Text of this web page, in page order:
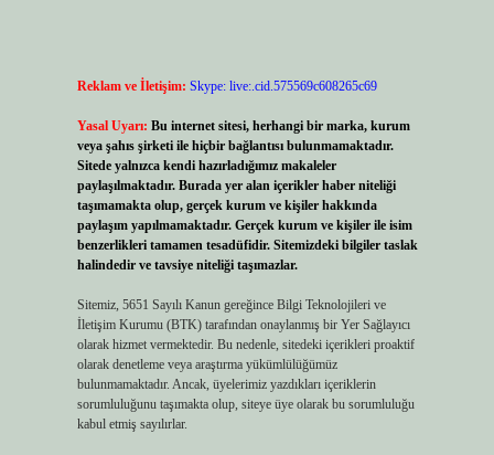
Reklam ve İletişim: Skype: live:.cid.575569c608265c69
Yasal Uyarı: Bu internet sitesi, herhangi bir marka, kurum
veya şahıs şirketi ile hiçbir bağlantısı bulunmamaktadır.
Sitede yalnızca kendi hazırladığımız makaleler
paylaşılmaktadır. Burada yer alan içerikler haber niteliği
taşımamakta olup, gerçek kurum ve kişiler hakkında
paylaşım yapılmamaktadır. Gerçek kurum ve kişiler ile isim
benzerlikleri tamamen tesadüfidir. Sitemizdeki bilgiler taslak
halindedir ve tavsiye niteliği taşımazlar.
Sitemiz, 5651 Sayılı Kanun gereğince Bilgi Teknolojileri ve
İletişim Kurumu (BTK) tarafından onaylanmış bir Yer Sağlayıcı
olarak hizmet vermektedir. Bu nedenle, sitedeki içerikleri proaktif
olarak denetleme veya araştırma yükümlülüğümüz
bulunmamaktadır. Ancak, üyelerimiz yazdıkları içeriklerin
sorumluluğunu taşımakta olup, siteye üye olarak bu sorumluluğu
kabul etmiş sayılırlar.